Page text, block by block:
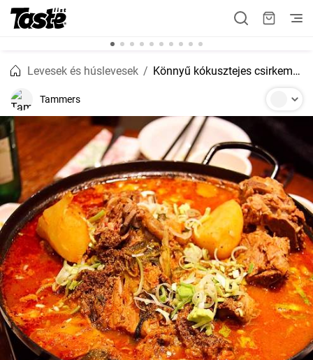
Levesek és húslevesek Könnyű kókusztejes csirkemell curry
Tammers